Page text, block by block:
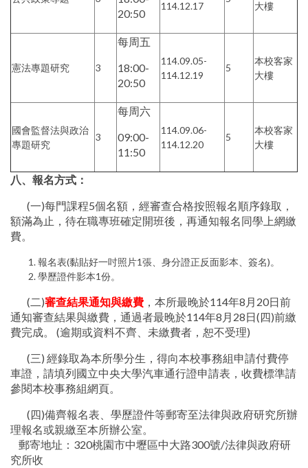
20:50
114.12.17
大樓
憲法專題研究 3
每周五
18:00-
20:50
114.09.05-
114.12.19
5
本校客家
大樓
國會監督法與政治
專題研究
3
每周六
09:00-
11:50
114.09.06-
114.12.20
5
本校客家
大樓
八、報名方式 ：
(一)每門課程5個名額，經審查合格按照報名順序錄取，
額滿為止，待在職專班確定開班後，再通知報名同學上網繳
費。
報名表(黏貼好一吋照片1張、身分證正反面影本、簽名)。
學歷證件影本1份。
(二)審查結果通知與繳費 ，本所最晚於114年8月20日前
通知審查結果與繳費，通過者最晚於114年8月28日(四)前繳
費完成。 (逾期或資料不齊、未繳費者，恕不受理)
(三) 經錄取為本所學分生，得向本校事務組申請付費停
車證，請填列國立中央大學汽車通行證申請表，收費標準請
參閱本校事務組網頁。
(四)備齊報名表、學歷證件等郵寄至法律與政府研究所辦
理報名或親繳至本所辦公室。
郵寄地址：320桃園市中壢區中大路300號/法律與政府研
究所收